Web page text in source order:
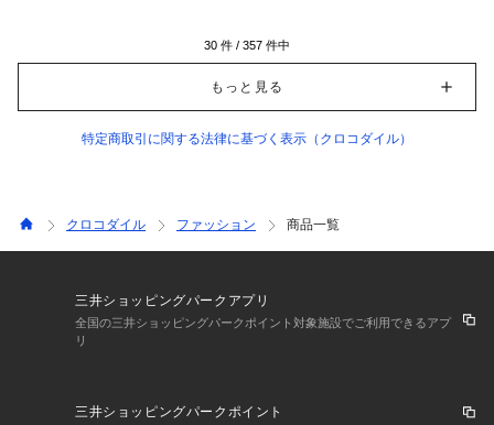
30 件 / 357 件中
もっと見る
特定商取引に関する法律に基づく表示（クロコダイル）
クロコダイル ファッション 商品一覧
三井ショッピングパークアプリ
全国の三井ショッピングパークポイント対象施設でご利用できるアプ
リ
三井ショッピングパークポイント